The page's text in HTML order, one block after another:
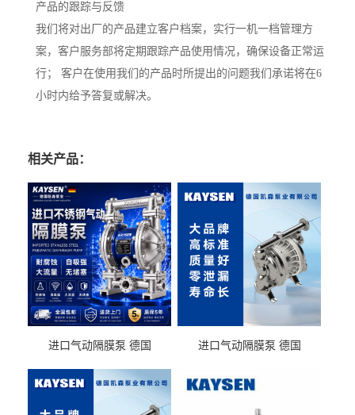
产品的跟踪与反馈
我们将对出厂的产品建立客户档案，实行一机一档管理方
案，客户服务部将定期跟踪产品使用情况，确保设备正常运
行； 客户在使用我们的产品时所提出的问题我们承诺将在6
小时内给予答复或解决。
相关产品：
进口气动隔膜泵 德国
送气动泵
进口气动隔膜泵 德国
输送